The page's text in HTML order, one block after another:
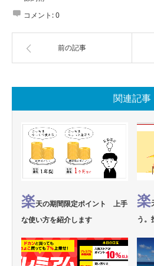
コメント:0
前の記事
関連記事
楽天の期間限定ポイント 上手
な使い方を紹介します
楽
う。